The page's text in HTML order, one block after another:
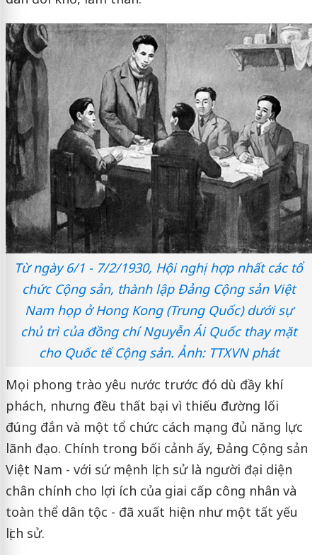
Từ ngày 6/1 - 7/2/1930, Hội nghị hợp nhất các tổ
chức Cộng sản, thành lập Đảng Cộng sản Việt
Nam họp ở Hong Kong (Trung Quốc) dưới sự
chủ trì của đồng chí Nguyễn Ái Quốc thay mặt
cho Quốc tế Cộng sản. Ảnh: TTXVN phát
Mọi phong trào yêu nước trước đó dù đầy khí
phách, nhưng đều thất bại vì thiếu đường lối
đúng đắn và một tổ chức cách mạng đủ năng lực
lãnh đạo. Chính trong bối cảnh ấy, Đảng Cộng sản
Việt Nam - với sứ mệnh lịch sử là người đại diện
chân chính cho lợi ích của giai cấp công nhân và
toàn thể dân tộc - đã xuất hiện như một tất yếu
lịch sử.